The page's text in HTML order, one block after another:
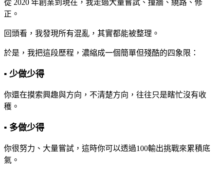
從 2020 年創業到現在，我走過大量嘗試、撞牆、繞路、修
正。
回頭看，我發現所有混亂，其實都能被整理。
於是，我把這段歷程，濃縮成一個簡單但殘酷的四象限：
▪ 少做少得
你還在摸索興趣與方向，不清楚方向，往往只是瞎忙沒有收
穫。
▪ 多做少得
你很努力、大量嘗試，這時你可以透過100輸出挑戰來累積底
氣。